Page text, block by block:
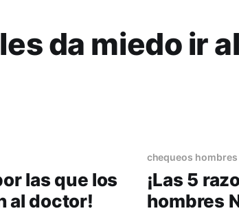
da miedo ir al
las que los
al doctor!
chequeos hombres
¡Las 5
hombres